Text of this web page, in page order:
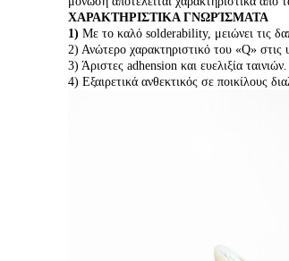
ΧΑΡΑΚΤΗΡΙΣΤΙΚΑ ΓΝΩΡΊΣΜΑΤΑ
1) Με το καλό solderability, μειώνει τις
2) Ανώτερο χαρακτηριστικό του «Q» στις
3) Άριστες adhension και ευελιξία ταινιών.
4) Εξαιρετικά ανθεκτικός σε ποικίλους